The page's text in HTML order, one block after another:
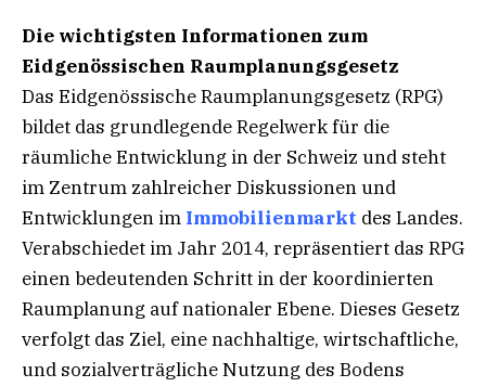
Die wichtigsten Informationen zum
Eidgenössischen Raumplanungsgesetz
Das Eidgenössische Raumplanungsgesetz (RPG)
bildet das grundlegende Regelwerk für die
räumliche Entwicklung in der Schweiz und steht
im Zentrum zahlreicher Diskussionen und
Entwicklungen im Immobilienmarkt des Landes.
Verabschiedet im Jahr 2014, repräsentiert das RPG
einen bedeutenden Schritt in der koordinierten
Raumplanung auf nationaler Ebene. Dieses Gesetz
verfolgt das Ziel, eine nachhaltige, wirtschaftliche,
und sozialverträgliche Nutzung des Bodens